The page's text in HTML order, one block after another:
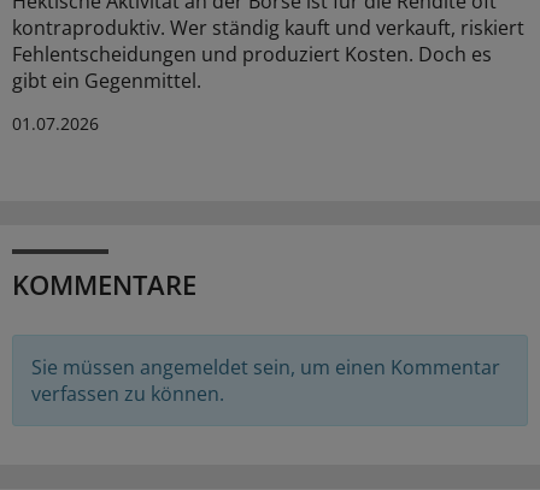
kontraproduktiv. Wer ständig kauft und verkauft, riskiert
Fehlentscheidungen und produziert Kosten. Doch es
gibt ein Gegenmittel.
01.07.2026
KOMMENTARE
Sie müssen angemeldet sein, um einen Kommentar
verfassen zu können.